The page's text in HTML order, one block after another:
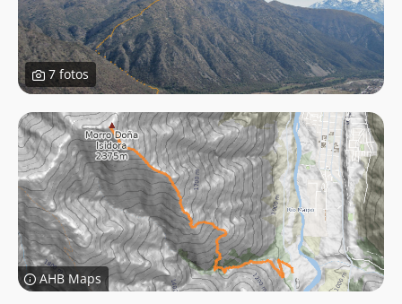
7 fotos
AHB Maps